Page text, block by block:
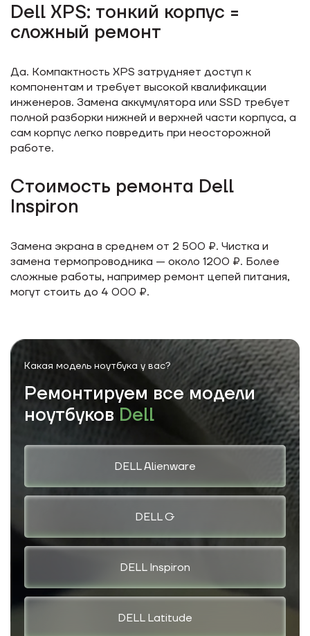
Dell XPS: тонкий корпус =
сложный ремонт
Да. Компактность XPS затрудняет доступ к
компонентам и требует высокой квалификации
инженеров. Замена аккумулятора или SSD требует
полной разборки нижней и верхней части корпуса, а
сам корпус легко повредить при неосторожной
работе.
Стоимость ремонта Dell
Inspiron
Замена экрана в среднем от 2 500 ₽. Чистка и
замена термопроводника — около 1200 ₽. Более
сложные работы, например ремонт цепей питания,
могут стоить до 4 000 ₽.
Какая модель ноутбука у вас?
Ремонтируем все модели
ноутбуков Dell
DELL Alienware
DELL G
DELL Inspiron
DELL Latitude